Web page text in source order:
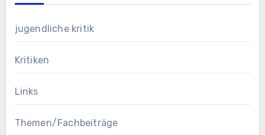
jugendliche kritik
Kritiken
Links
Themen/Fachbeiträge